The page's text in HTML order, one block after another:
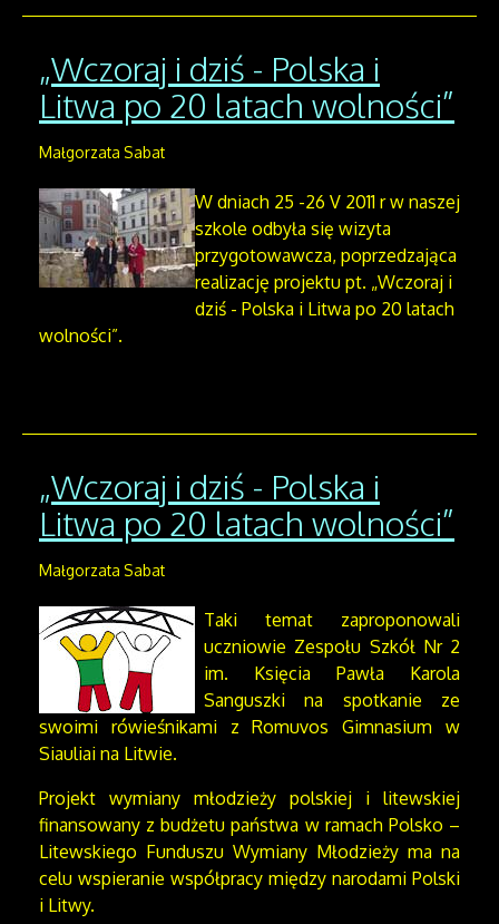
„Wczoraj i dziś - Polska i
Litwa po 20 latach wolności”
Małgorzata Sabat
W dniach 25 -26 V 2011 r w naszej
szkole odbyła się wizyta
przygotowawcza, poprzedzająca
realizację projektu pt. „Wczoraj i
dziś - Polska i Litwa po 20 latach
wolności”.
„Wczoraj i dziś - Polska i
Litwa po 20 latach wolności”
Małgorzata Sabat
Taki temat zaproponowali
uczniowie Zespołu Szkół Nr 2
im. Księcia Pawła Karola
Sanguszki na spotkanie ze
swoimi rówieśnikami z Romuvos Gimnasium w
Siauliai na Litwie.
Projekt wymiany młodzieży polskiej i litewskiej
finansowany z budżetu państwa w ramach Polsko –
Litewskiego Funduszu Wymiany Młodzieży ma na
celu wspieranie współpracy między narodami Polski
i Litwy.